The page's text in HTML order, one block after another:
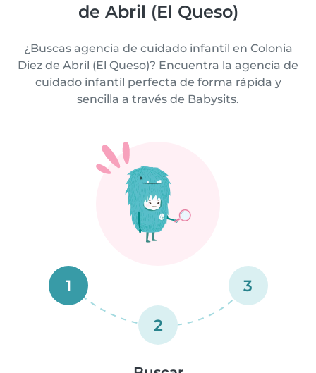
de Abril (El Queso)
¿Buscas agencia de cuidado infantil en Colonia
Diez de Abril (El Queso)? Encuentra la agencia de
cuidado infantil perfecta de forma rápida y
sencilla a través de Babysits.
1
2
3